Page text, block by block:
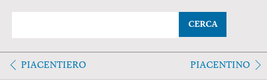
CERCA
PIACENTIERO PIACENTINO